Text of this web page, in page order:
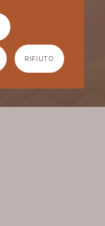
RIFIUTO